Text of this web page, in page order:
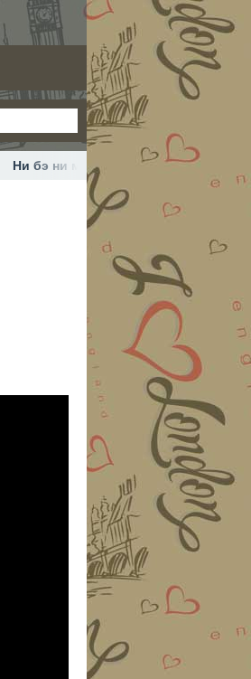
Ни бэ ни мэ